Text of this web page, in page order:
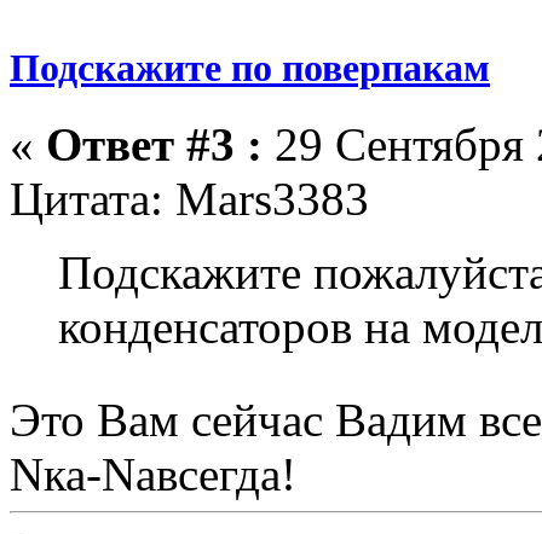
Подскажите по поверпакам
« Ответ #3 : 29
Цитата: Mars3383
Подскажите
конденсаторов на
Это Вам сейчас Вадим
Nка-Nавсегда!